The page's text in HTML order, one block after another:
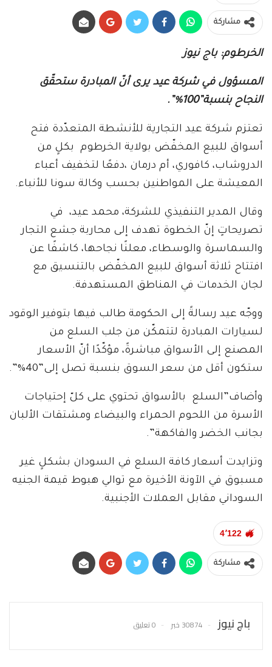
مشاركة
الخرطوم: باج نيوز
المسؤول في شركة عيد يرى أنّ المبادرة ستحقّق
النجاح بنسبة”100%”.
تعتزم شركة عيد التجارية للأنشطة المتعدّدة فتح
أسواق للبيع المخفّض بولاية الخرطوم بكلٍ من
الدروشاب، كافوري، أم درمان ،دفعًا لتخفيف أعباء
المعيشة على المواطنين بحسب وكالة سونا للأنباء.
وقال المدير التنفيذي للشركة، محمد عيد، في
تصريحاتٍ إنّ الخطوة تهدف إلى محاربة جشع التجار
والسماسرة والوسطاء، معلنًا نجاحها، كاشفًا عن
افتتاح ثلاثة أسواق للبيع المخفّض بالتنسيق مع
لجان الخدمات في المناطق المستهدفة.
ووجّه عيد رسالةً إلى الحكومة طالب فيها بتوفير الوقود
لسيارات المبادرة لتتمكّن من جلب السلع من
المصنع إلى الأسواق مباشرةً، مؤكّدًا أنّ الأسعار
ستكون أقل من سعر السوق بنسبة تصل إلى”40%”.
وأضاف”السلع بالأسواق تحتوي على كلّ إحتياجات
الأسرة من اللحوم الحمراء والبيضاء ومشتقات الألبان
بجانب الخضر والفاكهة”.
وتزايدت أسعار كافة السلع في السودان بشكلٍ غير
مسبوق في الآونة الأخيرة مع توالي هبوط قيمة الجنيه
السوداني مقابل العملات الأجنبية.
4٬122
مشاركة
باج نيوز 30874 خبر 0 تعليق